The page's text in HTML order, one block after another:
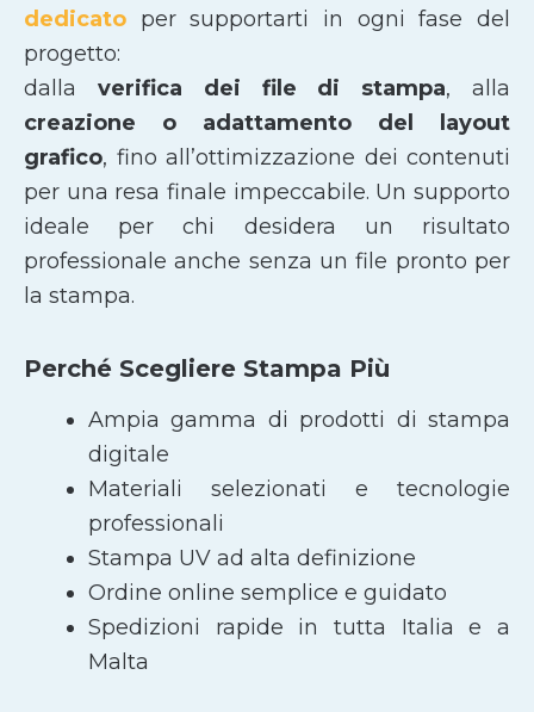
dedicato per supportarti in ogni fase del
progetto:
dalla verifica dei file di stampa, alla
creazione o adattamento del layout
grafico, fino all’ottimizzazione dei contenuti
per una resa finale impeccabile. Un supporto
ideale per chi desidera un risultato
professionale anche senza un file pronto per
la stampa.
Perché Scegliere Stampa Più
Ampia gamma di prodotti di stampa
digitale
Materiali selezionati e tecnologie
professionali
Stampa UV ad alta definizione
Ordine online semplice e guidato
Spedizioni rapide in tutta Italia e a
Malta